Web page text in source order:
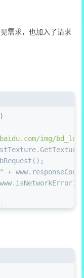
需求，也加入了请求
img/
+